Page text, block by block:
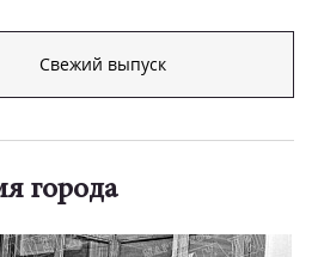
Свежий выпуск
города